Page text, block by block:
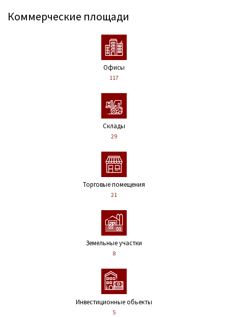
Коммерческие площади
Офисы
117
Склады
29
Торговые помещения
21
Земельные участки
8
Инвестиционные обьекты
5